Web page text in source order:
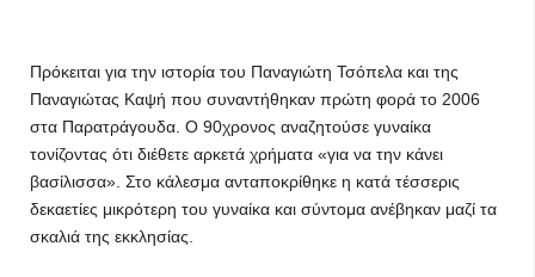
Πρόκειται για την ιστορία του Παναγιώτη Τσόπελα και της
Παναγιώτας Καψή που συναντήθηκαν πρώτη φορά το 2006
στα Παρατράγουδα. Ο 90χρονος αναζητούσε γυναίκα
τονίζοντας ότι διέθετε αρκετά χρήματα «για να την κάνει
βασίλισσα». Στο κάλεσμα ανταποκρίθηκε η κατά τέσσερις
δεκαετίες μικρότερη του γυναίκα και σύντομα ανέβηκαν μαζί τα
σκαλιά της εκκλησίας.